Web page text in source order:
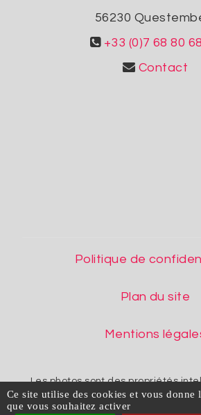
56230
+33 (0)7 68 80
Contact
Politique de
Plan du site
Mentions
Les photos sont des propriétés
reproduction est
Ce site utilise des cookies et vous donne
que vous souhaitez activer